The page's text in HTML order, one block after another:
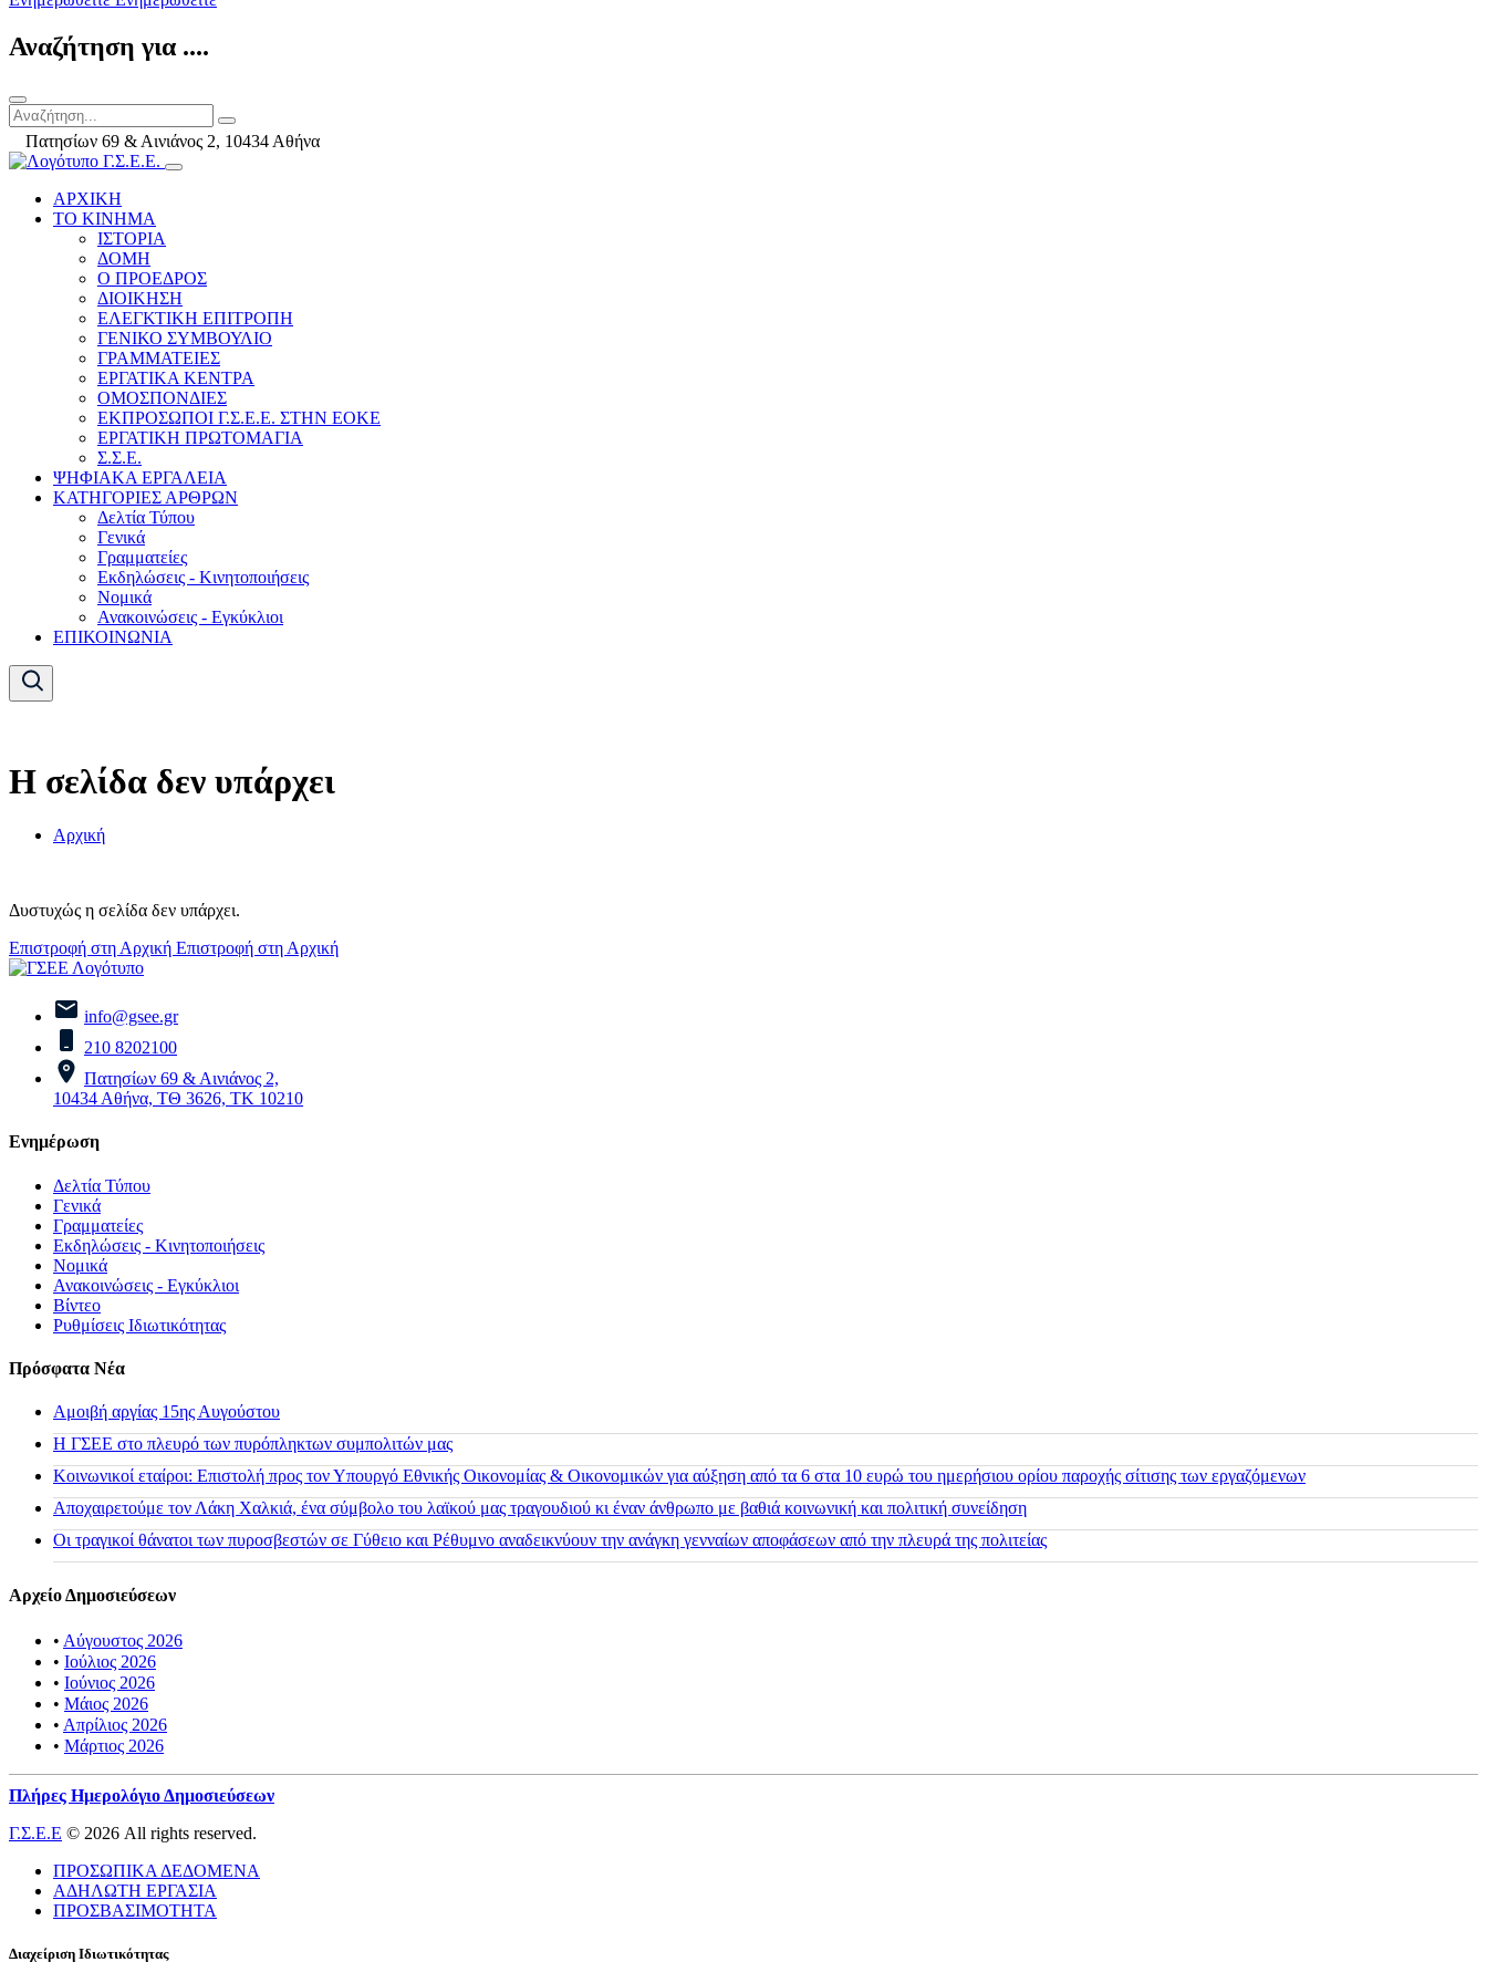
Αναζήτηση για ....
Πατησίων 69 & Αινιάνος 2, 10434 Αθήνα
ΑΡΧΙΚΗ
ΤΟ ΚΙΝΗΜΑ
ΙΣΤΟΡΙΑ
ΔΟΜΗ
Ο ΠΡΟΕΔΡΟΣ
ΔΙΟΙΚΗΣΗ
ΕΛΕΓΚΤΙΚΗ ΕΠΙΤΡΟΠΗ
ΓΕΝΙΚΟ ΣΥΜΒΟΥΛΙΟ
ΓΡΑΜΜΑΤΕΙΕΣ
ΕΡΓΑΤΙΚΑ ΚΕΝΤΡΑ
ΟΜΟΣΠΟΝΔΙΕΣ
ΕΚΠΡΟΣΩΠΟΙ Γ.Σ.Ε.Ε. ΣΤΗΝ ΕΟΚΕ
ΕΡΓΑΤΙΚΗ ΠΡΩΤΟΜΑΓΙΑ
Σ.Σ.Ε.
ΨΗΦΙΑΚΑ ΕΡΓΑΛΕΙΑ
ΚΑΤΗΓΟΡΙΕΣ ΑΡΘΡΩΝ
Δελτία Τύπου
Γενικά
Γραμματείες
Εκδηλώσεις - Κινητοποιήσεις
Νομικά
Ανακοινώσεις - Εγκύκλιοι
ΕΠΙΚΟΙΝΩΝΙΑ
Η σελίδα δεν υπάρχει
Αρχική
Δυστυχώς η σελίδα δεν υπάρχει.
Επιστροφή στη Αρχική Επιστροφή στη Αρχική
info@gsee.gr
210 8202100
Πατησίων 69 & Αινιάνος 2,
10434 Αθήνα, ΤΘ 3626, ΤΚ 10210
Ενημέρωση
Δελτία Τύπου
Γενικά
Γραμματείες
Εκδηλώσεις - Κινητοποιήσεις
Νομικά
Ανακοινώσεις - Εγκύκλιοι
Βίντεο
Ρυθμίσεις Ιδιωτικότητας
Πρόσφατα Νέα
Αμοιβή αργίας 15ης Αυγούστου
H ΓΣΕΕ στο πλευρό των πυρόπληκτων συμπολιτών μας
Κοινωνικοί εταίροι: Επιστολή προς τον Υπουργό Εθνικής Οικονομίας & Οικονομικών για αύξηση από τα 6 στα 10 ευρώ του ημερήσιου ορίου παροχής σίτισης των εργαζόμενων
Αποχαιρετούμε τον Λάκη Χαλκιά, ένα σύμβολο του λαϊκού μας τραγουδιού κι έναν άνθρωπο με βαθιά κοινωνική και πολιτική συνείδηση
Οι τραγικοί θάνατοι των πυροσβεστών σε Γύθειο και Ρέθυμνο αναδεικνύουν την ανάγκη γενναίων αποφάσεων από την πλευρά της πολιτείας
Αρχείο Δημοσιεύσεων
• Αύγουστος 2026
• Ιούλιος 2026
• Ιούνιος 2026
• Μάιος 2026
• Απρίλιος 2026
• Μάρτιος 2026
Πλήρες Ημερολόγιο Δημοσιεύσεων
Γ.Σ.Ε.Ε © 2026 All rights reserved.
ΠΡΟΣΩΠΙΚΑ ΔΕΔΟΜΕΝΑ
ΑΔΗΛΩΤΗ ΕΡΓΑΣΙΑ
ΠΡΟΣΒΑΣΙΜΟΤΗΤΑ
Διαχείριση Ιδιωτικότητας